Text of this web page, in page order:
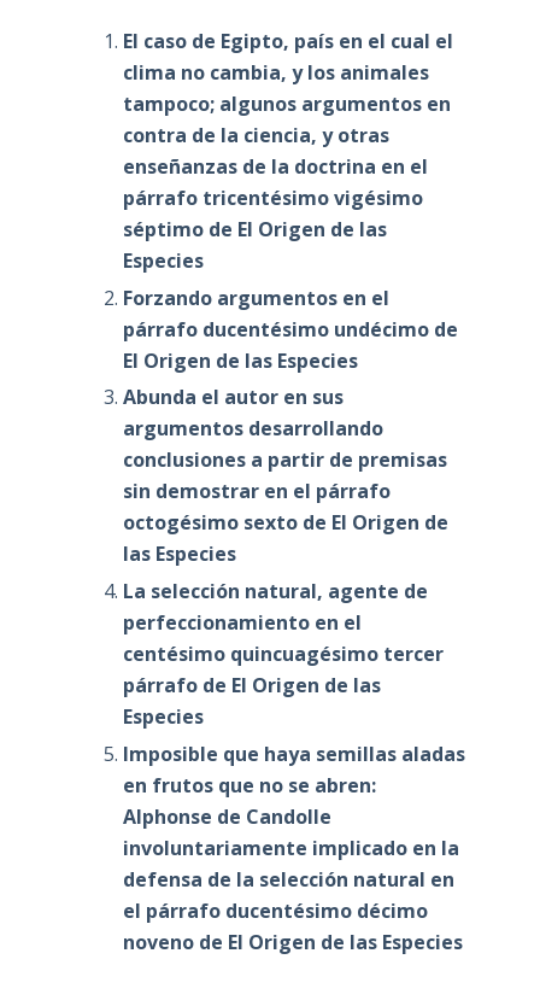
El caso de Egipto, país en el cual el
clima no cambia, y los animales
tampoco; algunos argumentos en
contra de la ciencia, y otras
enseñanzas de la doctrina en el
párrafo tricentésimo vigésimo
séptimo de El Origen de las
Especies
Forzando argumentos en el
párrafo ducentésimo undécimo de
El Origen de las Especies
Abunda el autor en sus
argumentos desarrollando
conclusiones a partir de premisas
sin demostrar en el párrafo
octogésimo sexto de El Origen de
las Especies
La selección natural, agente de
perfeccionamiento en el
centésimo quincuagésimo tercer
párrafo de El Origen de las
Especies
Imposible que haya semillas aladas
en frutos que no se abren:
Alphonse de Candolle
involuntariamente implicado en la
defensa de la selección natural en
el párrafo ducentésimo décimo
noveno de El Origen de las Especies